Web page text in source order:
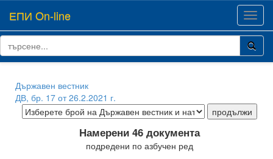
ЕПИ On-line
Държавен вестник
ДВ, бр. 17 от 26.2.2021 г.
Намерени 46 документа
подредени по азбучен ред